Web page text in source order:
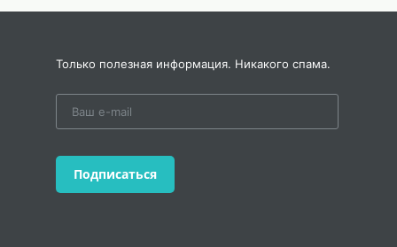
Только полезная информация. Никакого спама.
Подписаться